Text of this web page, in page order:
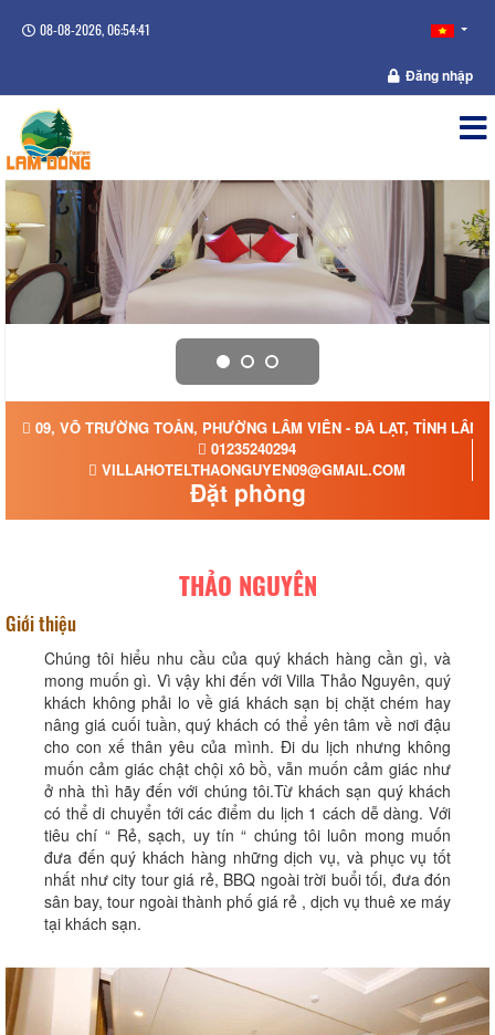
08-08-2026, 06:54:41
Đăng nhập
09, VÕ TRƯỜNG TOẢN, PHƯỜNG LÂM VIÊN - ĐÀ LẠT, TỈNH LÂM
01235240294
VILLAHOTELTHAONGUYEN09@GMAIL.COM
Đặt phòng
THẢO NGUYÊN
Giới thiệu
Chúng tôi hiểu nhu cầu của quý khách hàng cần gì, và
mong muốn gì. Vì vậy khi đến với Villa Thảo Nguyên, quý
khách không phải lo về giá khách sạn bị chặt chém hay
nâng giá cuối tuần, quý khách có thể yên tâm về nơi đậu
cho con xế thân yêu của mình. Đi du lịch nhưng không
muốn cảm giác chật chội xô bồ, vẫn muốn cảm giác như
ở nhà thì hãy đến với chúng tôi.Từ khách sạn quý khách
có thể di chuyển tới các điểm du lịch 1 cách dễ dàng. Với
tiêu chí “ Rẻ, sạch, uy tín “ chúng tôi luôn mong muốn
đưa đến quý khách hàng những dịch vụ, và phục vụ tốt
nhất như city tour giá rẻ, BBQ ngoài trời buổi tối, đưa đón
sân bay, tour ngoài thành phố giá rẻ , dịch vụ thuê xe máy
tại khách sạn.